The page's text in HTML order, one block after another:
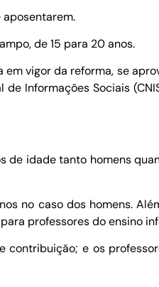
de 15 para 20 anos.
vigor da reforma, se
de Informações Sociais
idade tanto homens
no caso dos homens.
professores do ensino
e os